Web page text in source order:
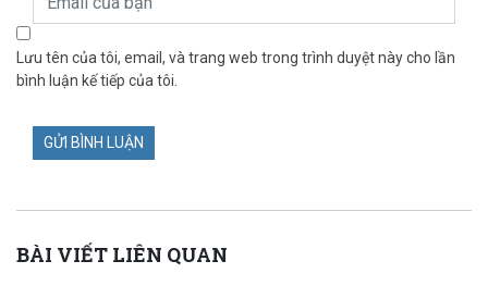
Lưu tên của tôi, email, và trang web trong trình duyệt này cho lần
bình luận kế tiếp của tôi.
BÀI VIẾT LIÊN QUAN